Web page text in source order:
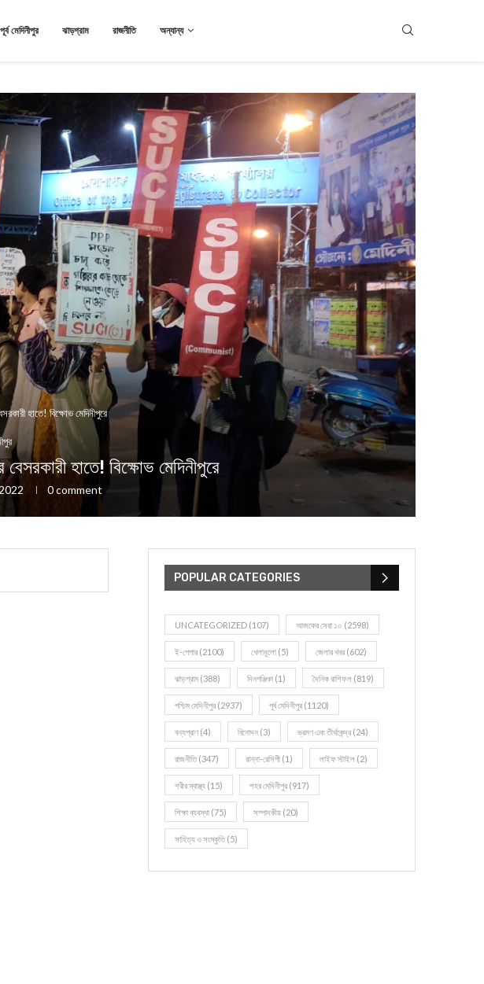
পূর্ব মেদিনীপুর ঝাড়গ্রাম রাজনীতি অন্যান্য
হাতে! বিক্ষোভ মেদিনীপুরে
হাতে! বিক্ষোভ মেদিনীপুরে
0 comment
POPULAR CATEGORIES
UNCATEGORIZED (107) আজকের সেরা ১০ (2598)
ই-পেপার (2100) খেলাধূলো (5) জেলার খবর (602)
ঝাড়গ্রাম (388) দিনপঞ্জিকা (1) দৈনিক রাশিফল (819)
পশ্চিম মেদিনীপুর (2937) পূর্ব মেদিনীপুর (1120)
বন্যপ্রাণ (4) বিনোদন (3) ভ্রমণ এবং তীর্থকেন্দ্র (24)
রাজনীতি(347) রান্না-রেসিপী (1) লাইফ স্টাইল (2)
শরীর স্বাস্থ্য (15) শহর মেদিনীপুর (917)
শিক্ষা ব্যবস্থা (75) সম্পাদকীয় (20)
সাহিত্য ও সংস্কৃতি(5)